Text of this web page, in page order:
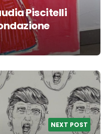
Piscitelli
NEXT POST